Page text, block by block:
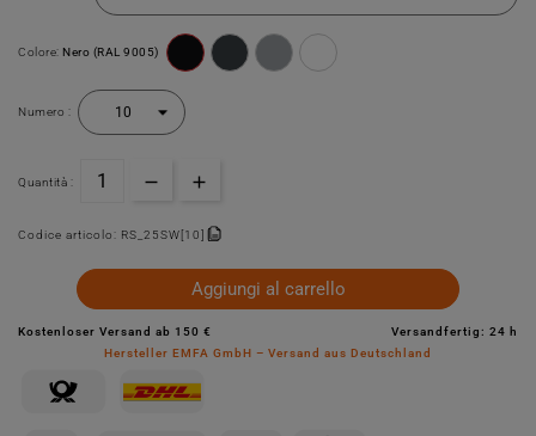
Colore: Nero (RAL 9005)
Numero :
Quantità :
Codice articolo: RS_25SW[10]
Aggiungi al carrello
Kostenloser Versand ab 150 €
Versandfertig: 24 h
Hersteller EMFA GmbH – Versand aus Deutschland